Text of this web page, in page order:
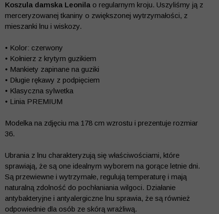
Koszula damska Leonila o regularnym kroju. Uszyliśmy ją z
merceryzowanej tkaniny o zwiększonej wytrzymałości, z
mieszanki lnu i wiskozy.
• Kolor: czerwony
• Kołnierz z krytym guzikiem
• Mankiety zapinane na guziki
• Długie rękawy z podpięciem
• Klasyczna sylwetka
• Linia PREMIUM
Modelka na zdjęciu ma 178 cm wzrostu i prezentuje rozmiar
36.
Ubrania z lnu charakteryzują się właściwościami, które
sprawiają, że są one idealnym wyborem na gorące letnie dni.
Są przewiewne i wytrzymałe, regulują temperaturę i mają
naturalną zdolność do pochłaniania wilgoci. Działanie
antybakteryjne i antyalergiczne lnu sprawia, że są również
odpowiednie dla osób ze skórą wrażliwą.